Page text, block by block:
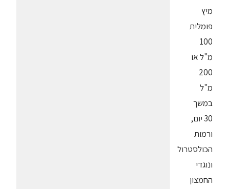
מיץ
פומלית
100
מ"ל או
200
מ"ל
במשך
30 יום,
ורמות
הכולסטרול
ונוגדי
החמצון